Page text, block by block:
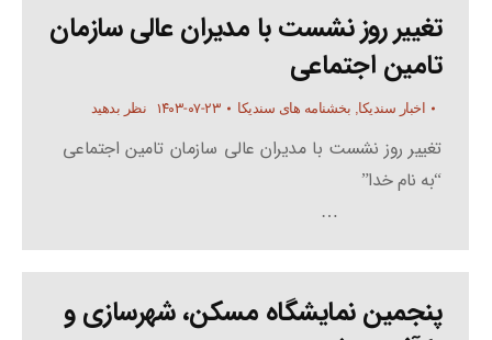
تغییر روز نشست با مدیران عالی سازمان
تامین اجتماعی
اخبار سندیکا, بخشنامه های سندیکا ۱۴۰۳-۰۷-۲۳ نظر بدهید
تغییر روز نشست با مدیران عالی سازمان تامین اجتماعی
“به نام خدا”
…
پنجمین نمایشگاه مسکن، شهرسازی و